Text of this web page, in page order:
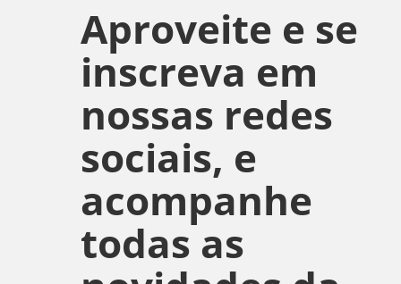
Aproveite e se
inscreva em
nossas redes
sociais, e
acompanhe
todas as